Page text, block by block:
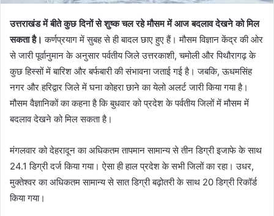
उत्तराखंड में बीते कुछ दिनों से शुष्क चल रहे मौसम में आज बदलाव देखने को मिल
सकता है। कर्णप्रयाग में सुबह से ही बादल छाए हुए हैं। मौसम विज्ञान केंद्र की ओर
से जारी पूर्वानुमान के अनुसार पर्वतीय जिले उत्तरकाशी, चमोली और पिथौरागढ़ के
कुछ हिस्सों में बारिश और बर्फबारी की संभावना जताई गई है। जबकि, ऊधमसिंह
नगर और हरिद्वार जिले में घना कोहरा छाने का येलो अलर्ट जारी किया गया है।
मौसम वैज्ञानिकों का कहना है कि बुधवार को प्रदेश के पर्वतीय जिलों में मौसम में
बदलाव देखने को मिल सकता है।
मंगलवार को देहरादून का अधिकतम तापमान सामान्य से तीन डिग्री इजाफे के साथ
24.1 डिग्री दर्ज किया गया। ऐसा ही हाल प्रदेश के सभी जिलों का रहा। उधर,
मुक्तेश्वर का अधिकतम सामान्य से सात डिग्री बढ़ोतरी के साथ 20 डिग्री रिकॉर्ड
किया गया।